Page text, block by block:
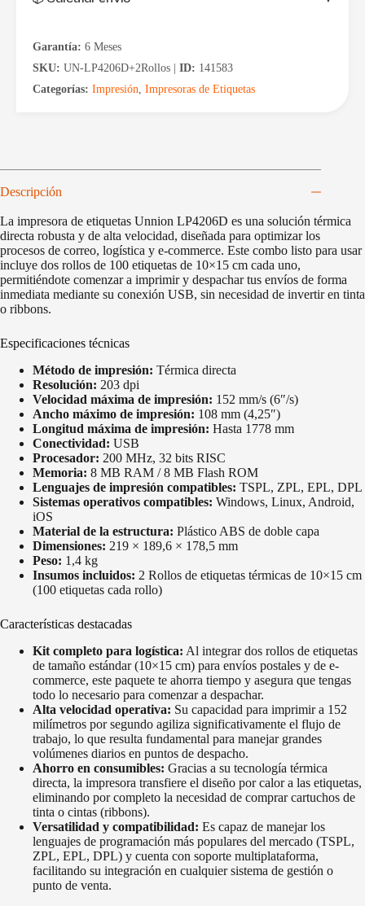
Garantía: 6 Meses
SKU: UN-LP4206D+2Rollos | ID: 141583
Categorías: Impresión, Impresoras de Etiquetas
Descripción
La impresora de etiquetas Unnion LP4206D es una solución térmica
directa robusta y de alta velocidad, diseñada para optimizar los
procesos de correo, logística y e-commerce. Este combo listo para usar
incluye dos rollos de 100 etiquetas de 10×15 cm cada uno,
permitiéndote comenzar a imprimir y despachar tus envíos de forma
inmediata mediante su conexión USB, sin necesidad de invertir en tinta
o ribbons.
Especificaciones técnicas
Método de impresión: Térmica directa
Resolución: 203 dpi
Velocidad máxima de impresión: 152 mm/s (6″/s)
Ancho máximo de impresión: 108 mm (4,25″)
Longitud máxima de impresión: Hasta 1778 mm
Conectividad: USB
Procesador: 200 MHz, 32 bits RISC
Memoria: 8 MB RAM / 8 MB Flash ROM
Lenguajes de impresión compatibles: TSPL, ZPL, EPL, DPL
Sistemas operativos compatibles: Windows, Linux, Android,
iOS
Material de la estructura: Plástico ABS de doble capa
Dimensiones: 219 × 189,6 × 178,5 mm
Peso: 1,4 kg
Insumos incluidos: 2 Rollos de etiquetas térmicas de 10×15 cm
(100 etiquetas cada rollo)
Características destacadas
Kit completo para logística: Al integrar dos rollos de etiquetas
de tamaño estándar (10×15 cm) para envíos postales y de e-
commerce, este paquete te ahorra tiempo y asegura que tengas
todo lo necesario para comenzar a despachar.
Alta velocidad operativa: Su capacidad para imprimir a 152
milímetros por segundo agiliza significativamente el flujo de
trabajo, lo que resulta fundamental para manejar grandes
volúmenes diarios en puntos de despacho.
Ahorro en consumibles: Gracias a su tecnología térmica
directa, la impresora transfiere el diseño por calor a las etiquetas,
eliminando por completo la necesidad de comprar cartuchos de
tinta o cintas (ribbons).
Versatilidad y compatibilidad: Es capaz de manejar los
lenguajes de programación más populares del mercado (TSPL,
ZPL, EPL, DPL) y cuenta con soporte multiplataforma,
facilitando su integración en cualquier sistema de gestión o
punto de venta.